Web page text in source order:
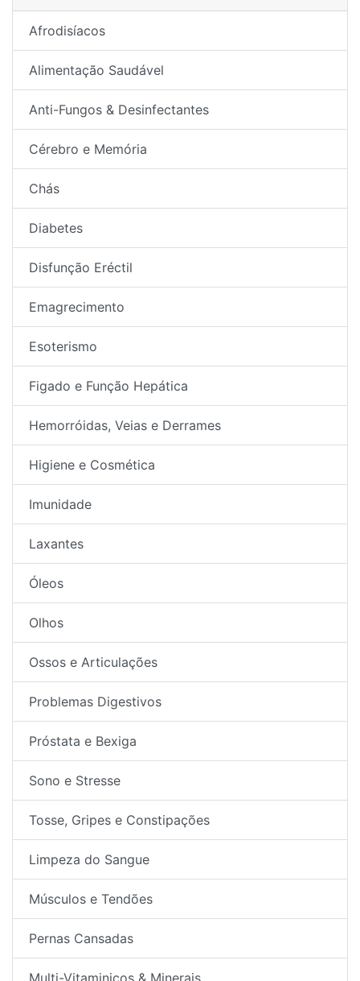
Afrodisíacos
Alimentação Saudável
Anti-Fungos & Desinfectantes
Cérebro e Memória
Chás
Diabetes
Disfunção Eréctil
Emagrecimento
Esoterismo
Figado e Função Hepática
Hemorróidas, Veias e Derrames
Higiene e Cosmética
Imunidade
Laxantes
Óleos
Olhos
Ossos e Articulações
Problemas Digestivos
Próstata e Bexiga
Sono e Stresse
Tosse, Gripes e Constipações
Limpeza do Sangue
Músculos e Tendões
Pernas Cansadas
Multi-Vitaminicos & Minerais